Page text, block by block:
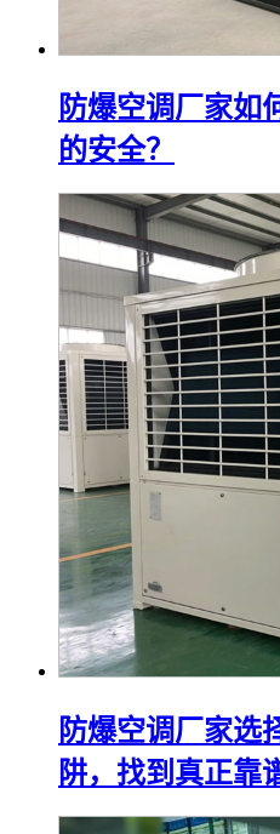
防爆空调厂家如
的安全？
防爆空调厂家选
阱，找到真正靠